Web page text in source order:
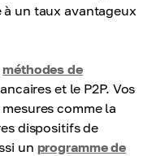
un taux avantageux
méthodes de
et le P2P. Vos
comme la
dispositifs de
un programme de